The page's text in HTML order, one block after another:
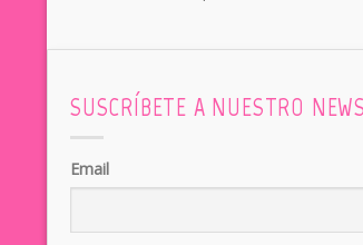
SUSCRÍBETE A NUESTRO
Email